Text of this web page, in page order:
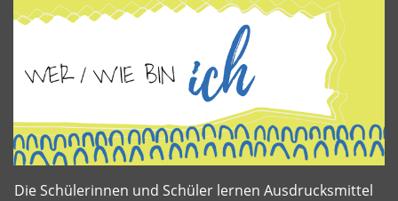
Die Schülerinnen und Schüler lernen Ausdrucksmittel